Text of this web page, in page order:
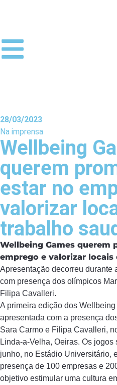
28/03/2023
Na imprensa
Wellbeing
querem
estar no
valorizar
trabalho
Wellbeing Games querem
emprego e valorizar locais
Apresentação decorreu durante
com presença dos olímpicos
Filipa Cavalleri.
A primeira edição dos
apresentada com a presença
Sara Carmo e Filipa Cavalleri,
Linda-a-Velha, Oeiras. Os
junho, no Estádio Universitário,
presença de 100 empresas e
objetivo estimular uma cultura